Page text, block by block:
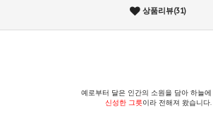
상품리뷰(31)
예로부터 달은 인간의 소원을 담아 하늘
신성한 그릇이라 전해져 왔습니다.